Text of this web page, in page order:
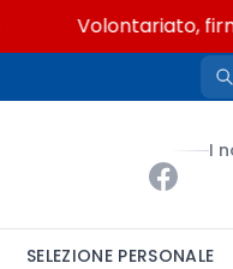
Volontariato,
I
SELEZIONE PERSONALE